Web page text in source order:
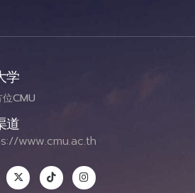
学
CMU
道
www.cmu.ac.th